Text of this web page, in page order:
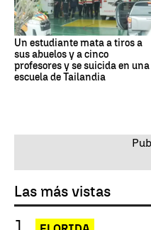
Un estudiante mata a tiros a
sus abuelos y a cinco
profesores y se suicida en una
escuela de Tailandia
Las más vistas